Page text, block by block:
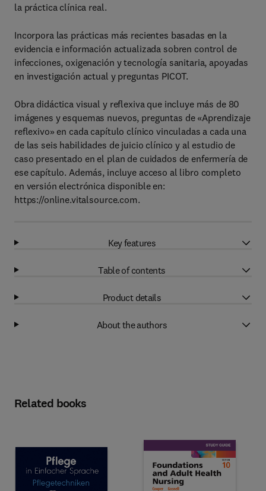
la práctica clínica real.
Incorpora las prácticas más recientes basadas en la
evidencia e información actualizada sobren control de
infecciones, oxigenación y tecnología sanitaria, apoyadas
en investigación actual y preguntas PICOT.
Obra didáctica visual y reflexiva que incluye más de 80
imágenes y esquemas nuevos, preguntas de «Aprendizaje
reflexivo» en cada capítulo clínico vinculadas a cada una
de las seis habilidades de juicio clínico y al estudio de
caso presentado en el plan de cuidados de enfermería de
ese capítulo. Además, incluye acceso al libro completo
en versión electrónica disponible en:
https://online.vitalsource.com.
Key features
Table of contents
Product details
About the authors
Related books